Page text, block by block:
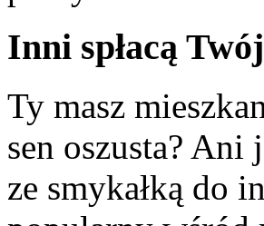
Inni spłacą
Ty masz
sen oszusta?
ze smykałką do